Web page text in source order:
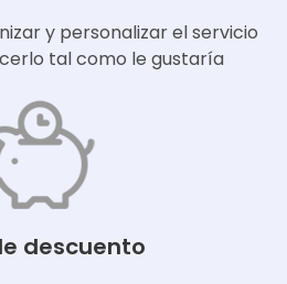
y personalizar el servicio
tal como le gustaría
descuento